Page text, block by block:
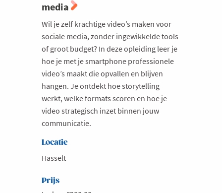
media
Wil je zelf krachtige video’s maken voor
sociale media, zonder ingewikkelde tools
of groot budget? In deze opleiding leer je
hoe je met je smartphone professionele
video’s maakt die opvallen en blijven
hangen. Je ontdekt hoe storytelling
werkt, welke formats scoren en hoe je
video strategisch inzet binnen jouw
communicatie.
Locatie
Hasselt
Prijs